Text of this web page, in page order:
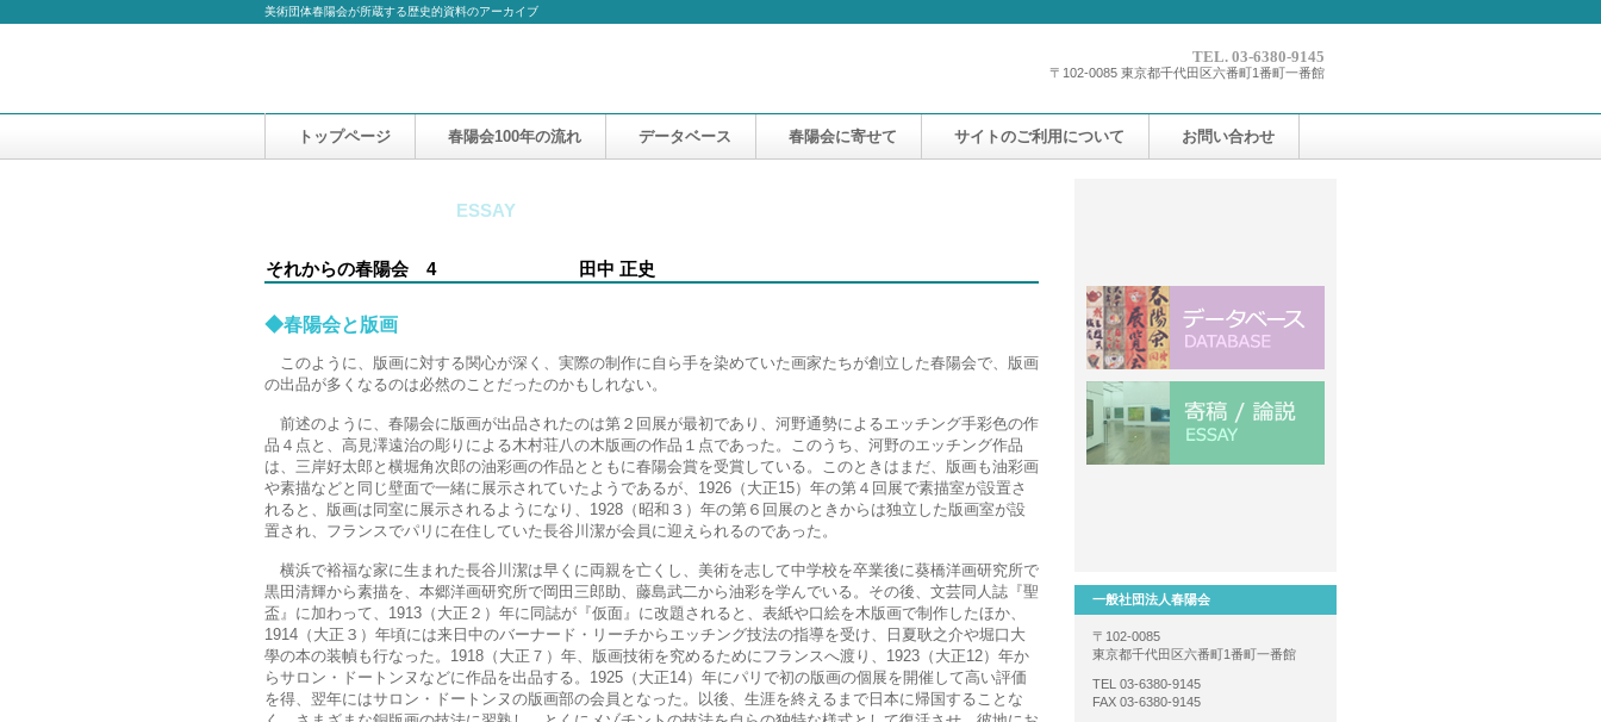
美術団体春陽会が所蔵する歴史的資料のアーカイブ
TEL. 03-6380-9145
〒102-0085 東京都千代田区六番町1番町一番館
ESSAY
それからの春陽会 4 田中 正史
◆春陽会と版画
このように、版画に対する関心が深く、実際の制作に自ら手を染めていた画家たちが創立した春陽会で、版画
の出品が多くなるのは必然のことだったのかもしれない。
前述のように、春陽会に版画が出品されたのは第２回展が最初であり、河野通勢によるエッチング手彩色の作
品４点と、高見澤遠治の彫りによる木村荘八の木版画の作品１点であった。このうち、河野のエッチング作品
は、三岸好太郎と横堀角次郎の油彩画の作品とともに春陽会賞を受賞している。このときはまだ、版画も油彩画
や素描などと同じ壁面で一緒に展示されていたようであるが、1926（大正15）年の第４回展で素描室が設置さ
れると、版画は同室に展示されるようになり、1928（昭和３）年の第６回展のときからは独立した版画室が設
置され、フランスでパリに在住していた長谷川潔が会員に迎えられるのであった。
横浜で裕福な家に生まれた長谷川潔は早くに両親を亡くし、美術を志して中学校を卒業後に葵橋洋画研究所で
黒田清輝から素描を、本郷洋画研究所で岡田三郎助、藤島武二から油彩を学んでいる。その後、文芸同人誌『聖
盃』に加わって、1913（大正２）年に同誌が『仮面』に改題されると、表紙や口絵を木版画で制作したほか、
1914（大正３）年頃には来日中のバーナード・リーチからエッチング技法の指導を受け、日夏耿之介や堀口大
學の本の装幀も行なった。1918（大正７）年、版画技術を究めるためにフランスへ渡り、1923（大正12）年か
らサロン・ドートンヌなどに作品を出品する。1925（大正14）年にパリで初の版画の個展を開催して高い評価
を得、翌年にはサロン・ドートンヌの版画部の会員となった。以後、生涯を終えるまで日本に帰国することな
トップページ 春陽会100年の流れ データベース 春陽会に寄せて サイトのご利用について お問い合わせ
一般社団法人春陽会
〒102-0085
東京都千代田区六番町1番町一番館
TEL 03-6380-9145
FAX 03-6380-9145